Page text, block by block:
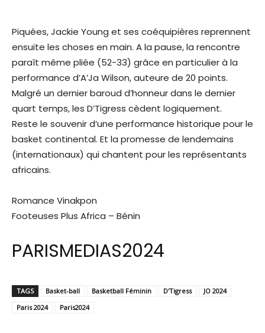
Piquées, Jackie Young et ses coéquipières reprennent
ensuite les choses en main. A la pause, la rencontre
paraît même pliée (52-33) grâce en particulier à la
performance d’A’Ja Wilson, auteure de 20 points.
Malgré un dernier baroud d’honneur dans le dernier
quart temps, les D’Tigress cèdent logiquement.
Reste le souvenir d’une performance historique pour le
basket continental. Et la promesse de lendemains
(internationaux) qui chantent pour les représentants
africains.
Romance Vinakpon
Footeuses Plus Africa – Bénin
PARISMEDIAS2024
TAGS Basket-ball Basketball Féminin D'Tigress
JO 2024
Paris 2024
Paris2024